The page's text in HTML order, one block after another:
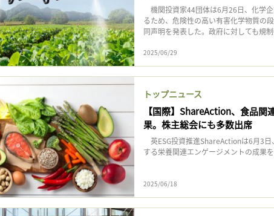
機関投資家44団体は6月26日、化学
るため、危険性の高い有害化学物質の
同声明を発表した。政府に対しても規
2025/06/29
トップニュース
【国際】ShareAction、食品
果。株主総会にも多数出席
英ESG投資推進ShareActionは6月3
する栄養関連エンゲージメントの成果
2025/06/18